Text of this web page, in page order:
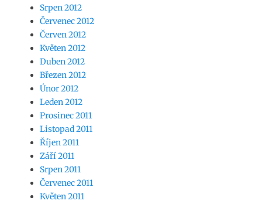
Srpen 2012
Červenec 2012
Červen 2012
Květen 2012
Duben 2012
Březen 2012
Únor 2012
Leden 2012
Prosinec 2011
Listopad 2011
Říjen 2011
Září 2011
Srpen 2011
Červenec 2011
Květen 2011